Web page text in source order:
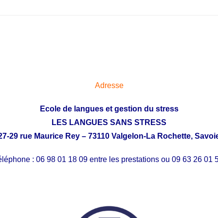
Adresse
Ecole de langues et gestion du stress
LES LANGUES SANS STRESS
29 rue Maurice Rey – 73110 Valgelon-La Rochette,
: 06 98 01 18 09 entre les prestations ou 09 63 26 01